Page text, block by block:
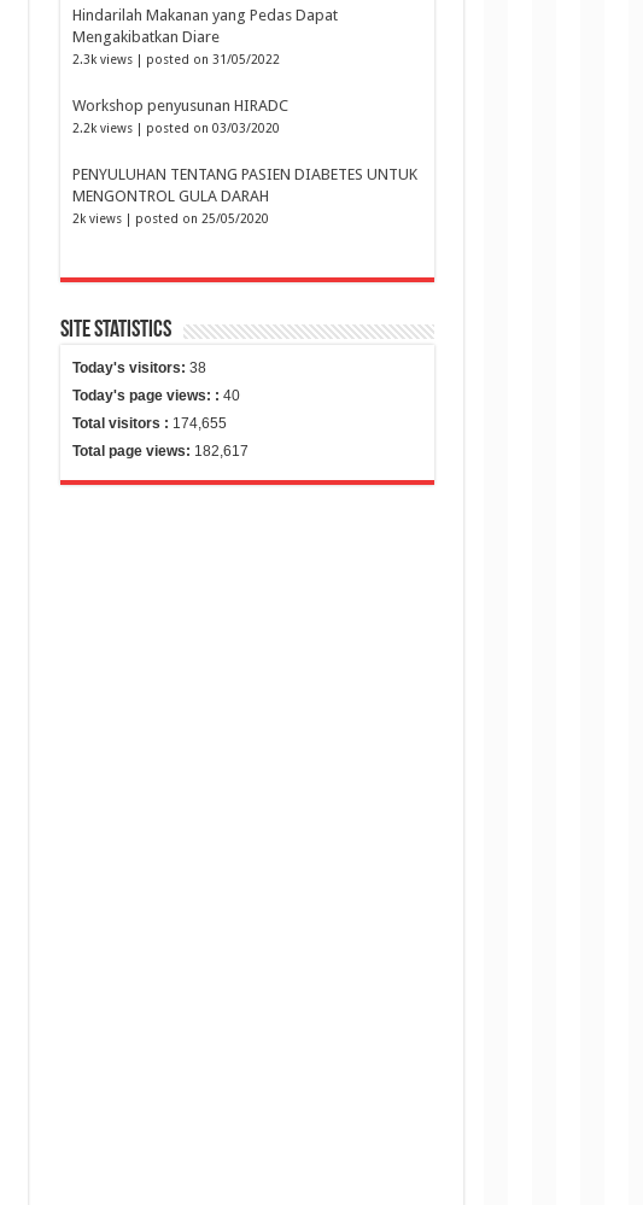
Hindarilah Makanan yang Pedas Dapat
Mengakibatkan Diare
2.3k views| posted on 31/05/2022
Workshop penyusunan HIRADC
2.2k views| posted on 03/03/2020
PENYULUHAN TENTANG PASIEN DIABETES UNTUK
MENGONTROL GULA DARAH
2k views| posted on 25/05/2020
Site Statistics
Today's visitors: 38
Today's page views: : 40
Total visitors : 174,655
Total page views: 182,617